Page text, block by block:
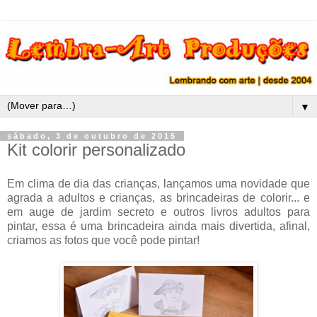
▼
sábado, 3 de outubro de 2015
Kit colorir personalizado
Em clima de dia das crianças, lançamos uma novidade que
agrada a adultos e crianças, as brincadeiras de colorir... e
em auge de jardim secreto e outros livros adultos para
pintar, essa é uma brincadeira ainda mais divertida, afinal,
criamos as fotos que você pode pintar!